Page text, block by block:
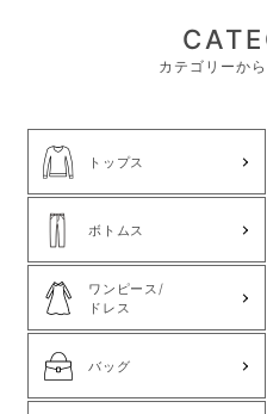
カテゴリーか
トップス
ボトムス
ワンピース/
ドレス
バッグ